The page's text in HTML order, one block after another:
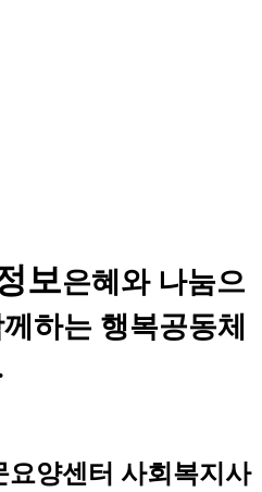
보은혜와 나눔으
하는 행복공동체
양센터 사회복지사